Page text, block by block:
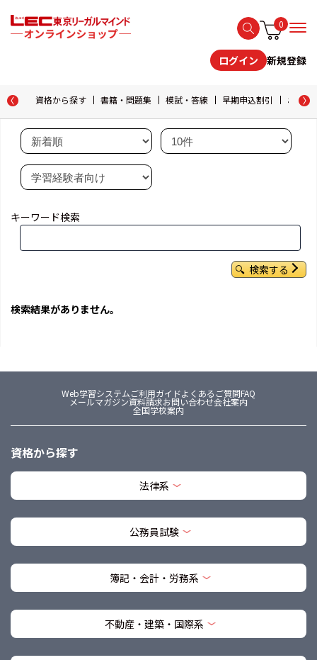
0
ログイン 新規登録
資格から探す 書籍・問題集 模試・答練 早期申込割引 おため
キーワード検索
検索する
検索結果がありません。
Web学習システムご利用ガイドよくあるご質問FAQ
メールマガジン資料請求お問い合わせ会社案内
全国学校案内
資格から探す
法律系
公務員試験
簿記・会計・労務系
不動産・建築・国際系